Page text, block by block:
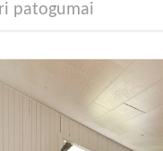
patogumai